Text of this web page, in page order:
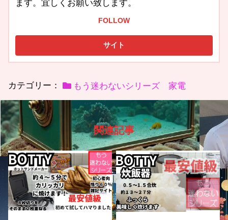
ます。宜しくお願い致します。
FOLLOW
カテゴリー： もう迷わないシリーズ 家電
関連記事